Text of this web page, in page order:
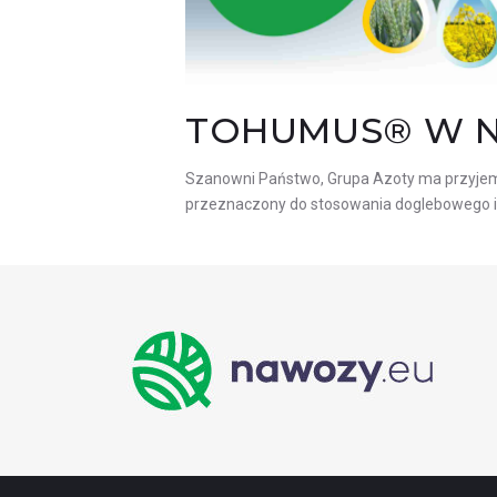
TOHUMUS® W
Szanowni Państwo, Grupa Azoty ma
przeznaczony do stosowania doglebowego